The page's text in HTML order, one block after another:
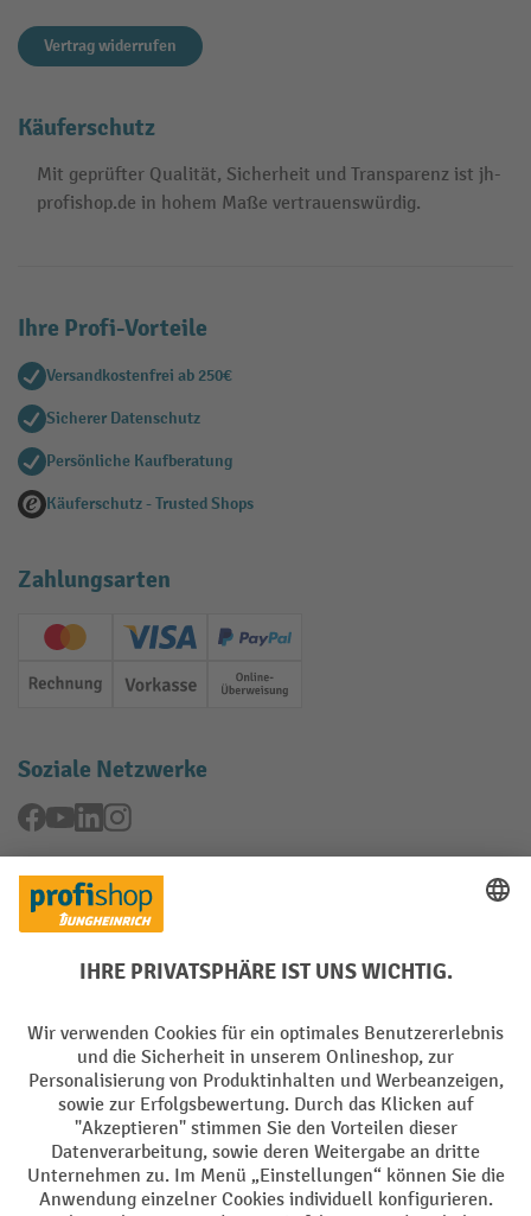
Vertrag widerrufen
Käuferschutz
Mit geprüfter Qualität, Sicherheit und Transparenz ist jh-
profishop.de in hohem Maße vertrauenswürdig.
Ihre Profi-Vorteile
Versandkostenfrei ab 250€
Sicherer Datenschutz
Persönliche Kaufberatung
Käuferschutz - Trusted Shops
Zahlungsarten
Creditcard (Master)Creditcard (Visa)
PayPal
Rechnung Vorkasse Online-Überweisung
Soziale Netzwerke
Facebook
YouTubeLinkedInInstagram
Rücknahme-Services
Elektrogeräte Rückname
Batterie Rückname
AGB Impressum Datenschutz